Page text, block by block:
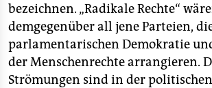
bezeichnen. „Radikale Rechte“
demgegenüber all jene Parteien,
parlamentarischen Demokratie
der Menschenrechte arrangieren.
Strömungen sind in der